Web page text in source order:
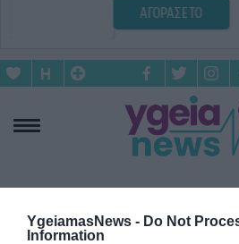
YgeiamasNews - Do Not
Information
ΑΓΟΡΑΣΕ ΤΟ
ΓΥΝΑΙΚΟΛΟΓΙΚΑ